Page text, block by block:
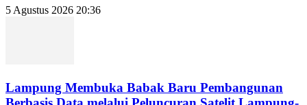
5 Agustus 2026 20:36
Lampung Membuka Babak Baru Pembangunan